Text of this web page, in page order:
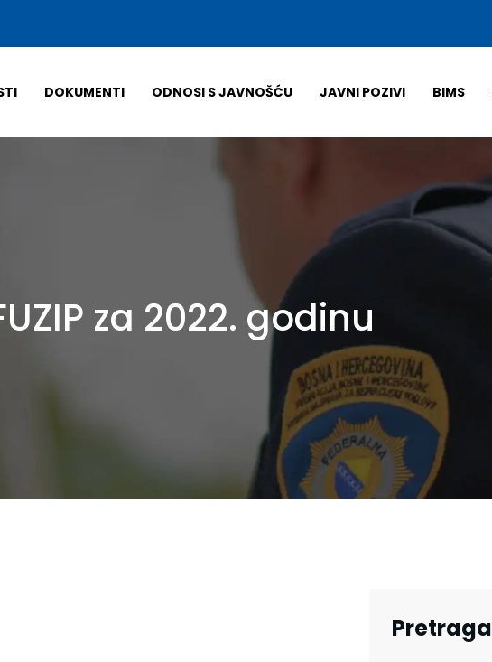
DOKUMENTI ODNOSI S JAVNOŠĆU JAVNI POZIVI BIMS
za 2022. godinu
Pretraga